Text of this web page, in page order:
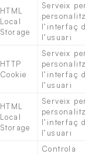
HTML
Local
Storage
Serveix
l’interfaç
l’usuari
HTTP
Cookie
Serveix
l’interfaç
l’usuari
HTML
Local
Storage
Serveix
l’interfaç
l’usuari
Controla